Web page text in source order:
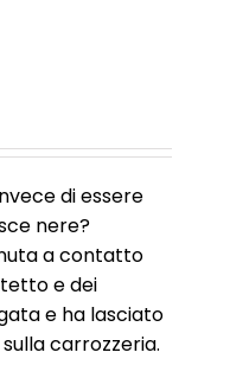
di essere
nere?
a contatto
e dei
e ha lasciato
carrozzeria.